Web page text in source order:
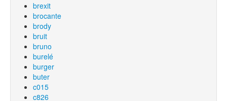
brexit
brocante
brody
bruit
bruno
burelé
burger
buter
c015
c826